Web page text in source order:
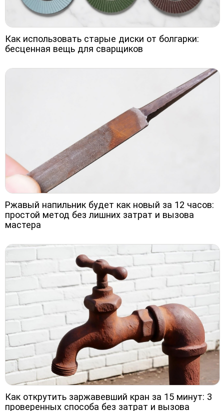
Как использовать старые диски от болгарки:
бесценная вещь для сварщиков
Ржавый напильник будет как новый за 12 часов:
простой метод без лишних затрат и вызова
мастера
Как открутить заржавевший кран за 15 минут: 3
проверенных способа без затрат и вызова